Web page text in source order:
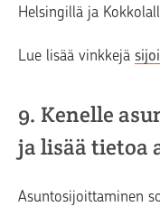
Helsingillä ja
Lue lisää vinkkejä
9. Kenelle
ja lisää tietoa
Asuntosijoittaminen